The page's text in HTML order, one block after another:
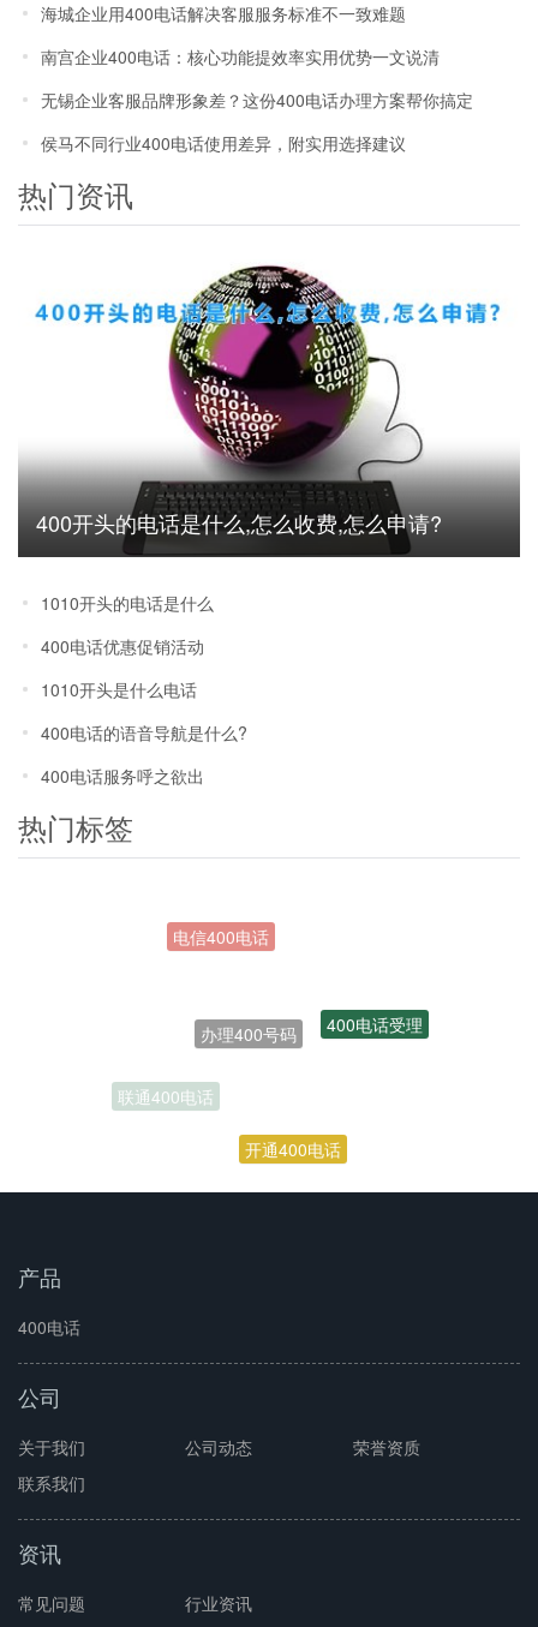
海城企业用400电话解决客服服务标准不一致难题
南宫企业400电话：核心功能提效率实用优势一文说清
无锡企业客服品牌形象差？这份400电话办理方案帮你搞定
侯马不同行业400电话使用差异，附实用选择建议
热门资讯
400开头的电话是什么,怎么收费,怎么申请?
1010开头的电话是什么
400电话优惠促销活动
1010开头是什么电话
400电话的语音导航是什么?
400电话服务呼之欲出
热门标签
开通400电话
联通400电话
400电话受理
产品
400电话
公司
关于我们 公司动态
荣誉资质
联系我们
资讯
常见问题 行业资讯